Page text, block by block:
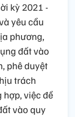
kỳ 2021 -
yêu cầu
phương,
đất vào
phê duyệt
trách
hợp, việc đề
vào quy